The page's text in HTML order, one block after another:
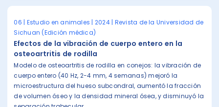
06 | Estudio en animales | 2024 | Revista de la Universidad de
Sichuan (Edición médica)
Efectos de la vibración de cuerpo entero en la
osteoartritis de rodilla
Modelo de osteoartritis de rodilla en conejos: la vibración de
cuerpo entero (40 Hz, 2-4 mm, 4 semanas) mejoró la
microestructura del hueso subcondral, aumentó la fracción
de volumen óseo y la densidad mineral ósea, y disminuyó la